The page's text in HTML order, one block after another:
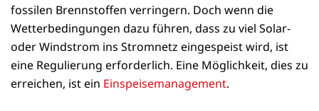
fossilen Brennstoffen verringern. Doch wenn die
Wetterbedingungen dazu führen, dass zu viel Solar-
oder Windstrom ins Stromnetz eingespeist wird, ist
eine Regulierung erforderlich. Eine Möglichkeit, dies zu
erreichen, ist ein Einspeisemanagement.